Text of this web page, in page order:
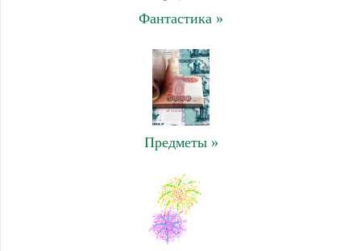
Фантастика »
Предметы »